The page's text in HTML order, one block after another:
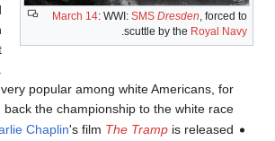
March 14: WWI: SMS Dresden, forced to
scuttle by the Royal Navy
.
popular among white Americans, for
the championship to the white race".
Chaplin's film The Trampis released.